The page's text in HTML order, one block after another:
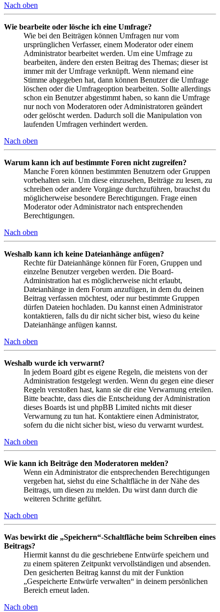
Nach oben
Wie bearbeite oder lösche ich eine Umfrage?
Wie bei den Beiträgen können Umfragen nur vom
ursprünglichen Verfasser, einem Moderator oder einem
Administrator bearbeitet werden. Um eine Umfrage zu
bearbeiten, ändere den ersten Beitrag des Themas; dieser ist
immer mit der Umfrage verknüpft. Wenn niemand eine
Stimme abgegeben hat, dann können Benutzer die Umfrage
löschen oder die Umfrageoption bearbeiten. Sollte allerdings
schon ein Benutzer abgestimmt haben, so kann die Umfrage
nur noch von Moderatoren oder Administratoren geändert
oder gelöscht werden. Dadurch soll die Manipulation von
laufenden Umfragen verhindert werden.
Nach oben
Warum kann ich auf bestimmte Foren nicht zugreifen?
Manche Foren können bestimmten Benutzern oder Gruppen
vorbehalten sein. Um diese einzusehen, Beiträge zu lesen, zu
schreiben oder andere Vorgänge durchzuführen, brauchst du
möglicherweise besondere Berechtigungen. Frage einen
Moderator oder Administrator nach entsprechenden
Berechtigungen.
Nach oben
Weshalb kann ich keine Dateianhänge anfügen?
Rechte für Dateianhänge können für Foren, Gruppen und
einzelne Benutzer vergeben werden. Die Board-
Administration hat es möglicherweise nicht erlaubt,
Dateianhänge in dem Forum anzufügen, in dem du deinen
Beitrag verfassen möchtest, oder nur bestimmte Gruppen
dürfen Dateien hochladen. Du kannst einen Administrator
kontaktieren, falls du dir nicht sicher bist, wieso du keine
Dateianhänge anfügen kannst.
Nach oben
Weshalb wurde ich verwarnt?
In jedem Board gibt es eigene Regeln, die meistens von der
Administration festgelegt werden. Wenn du gegen eine dieser
Regeln verstoßen hast, kann sie dir eine Verwarnung erteilen.
Bitte beachte, dass dies die Entscheidung der Administration
dieses Boards ist und phpBB Limited nichts mit dieser
Verwarnung zu tun hat. Kontaktiere einen Administrator,
sofern du die nicht sicher bist, wieso du verwarnt wurdest.
Nach oben
Wie kann ich Beiträge den Moderatoren melden?
Wenn ein Administrator die entsprechenden Berechtigungen
vergeben hat, siehst du eine Schaltfläche in der Nähe des
Beitrags, um diesen zu melden. Du wirst dann durch die
weiteren Schritte geführt.
Nach oben
Was bewirkt die „Speichern“-Schaltfläche beim Schreiben eines
Beitrags?
Hiermit kannst du die geschriebene Entwürfe speichern und
zu einem späteren Zeitpunkt vervollständigen und absenden.
Den gesicherten Beitrag kannst du mit der Funktion
„Gespeicherte Entwürfe verwalten“ in deinem persönlichen
Bereich erneut laden.
Nach oben